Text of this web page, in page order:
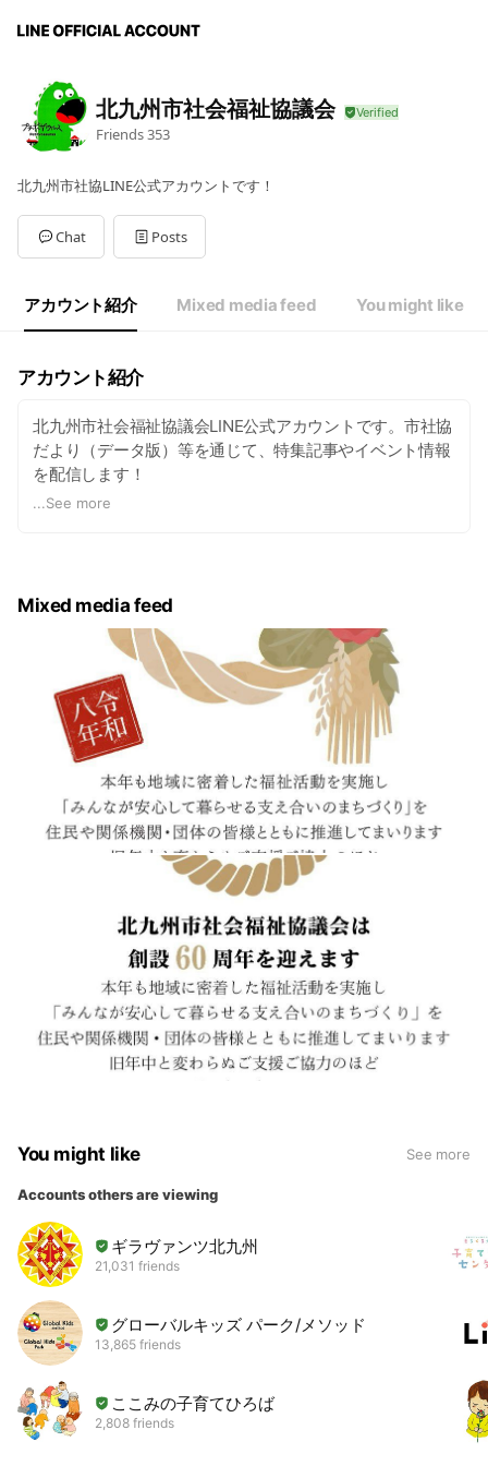
北九州市社会福祉協議会
Friends353
北九州市社協LINE公式アカウントです！
Chat Posts
アカウント紹介 Mixed media feed You might like
アカウント紹介
北九州市社会福祉協議会LINE公式アカウントです。市社協
だより（データ版）等を通じて、特集記事やイベント情報
を配信します！
市社協のマスコット「プチボザウルス（プチボ）」もよろ
...See more
Mixed media feed
You might like See more
Accounts others are viewing
ギラヴァンツ北九州
21,031 friends
グローバルキッズ パーク/メソッド
13,865 friends
ここみの子育てひろば
2,808 friends